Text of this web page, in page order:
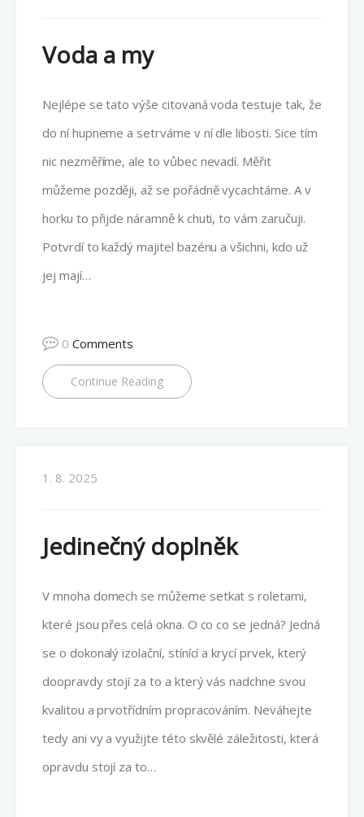
Voda a my
Nejlépe se tato výše citovaná voda testuje tak, že
do ní hupneme a setrváme v ní dle libosti. Sice tím
nic nezměříme, ale to vůbec nevadí. Měřit
můžeme později, až se pořádně vycachtáme. A v
horku to přijde náramně k chuti, to vám zaručuji.
Potvrdí to každý majitel bazénu a všichni, kdo už
jej mají…
0 Comments
Continue Reading
1. 8. 2025
Jedinečný doplněk
V mnoha domech se můžeme setkat s roletami,
které jsou přes celá okna. O co co se jedná? Jedná
se o dokonalý izolační, stínící a krycí prvek, který
doopravdy stojí za to a který vás nadchne svou
kvalitou a prvotřídním propracováním. Neváhejte
tedy ani vy a využijte této skvělé záležitosti, která
opravdu stojí za to…